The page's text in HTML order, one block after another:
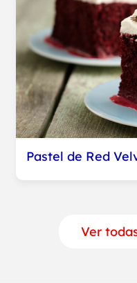
Pastel de Red
Ver